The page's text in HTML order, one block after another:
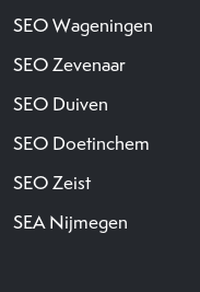
SEO Wageningen
SEO Zevenaar
SEO Duiven
SEO Doetinchem
SEO Zeist
SEA Nijmegen